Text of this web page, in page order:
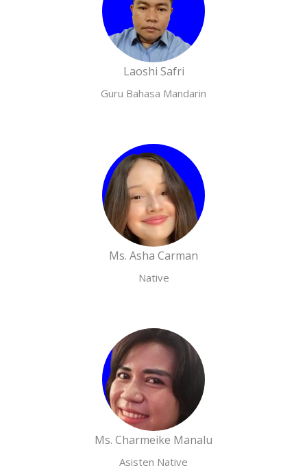
Laoshi Safri
Guru Bahasa Mandarin
Ms. Asha Carman
Native
Ms. Charmeike Manalu
Asisten Native